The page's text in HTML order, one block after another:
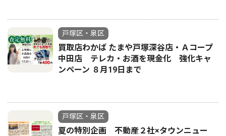
戸塚区・泉区
買取店わかば たまや戸塚深谷店・Ａコープ
中田店 テレカ・お酒を現金化 強化キャ
ンペーン ８月19日まで
戸塚区・泉区
夏の特別企画 不動産２社×タウンニュー